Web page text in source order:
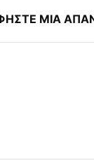
ΜΙΑ